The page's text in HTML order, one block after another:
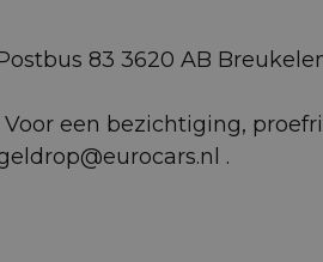
83 3620 AB
een bezichtiging,
​.